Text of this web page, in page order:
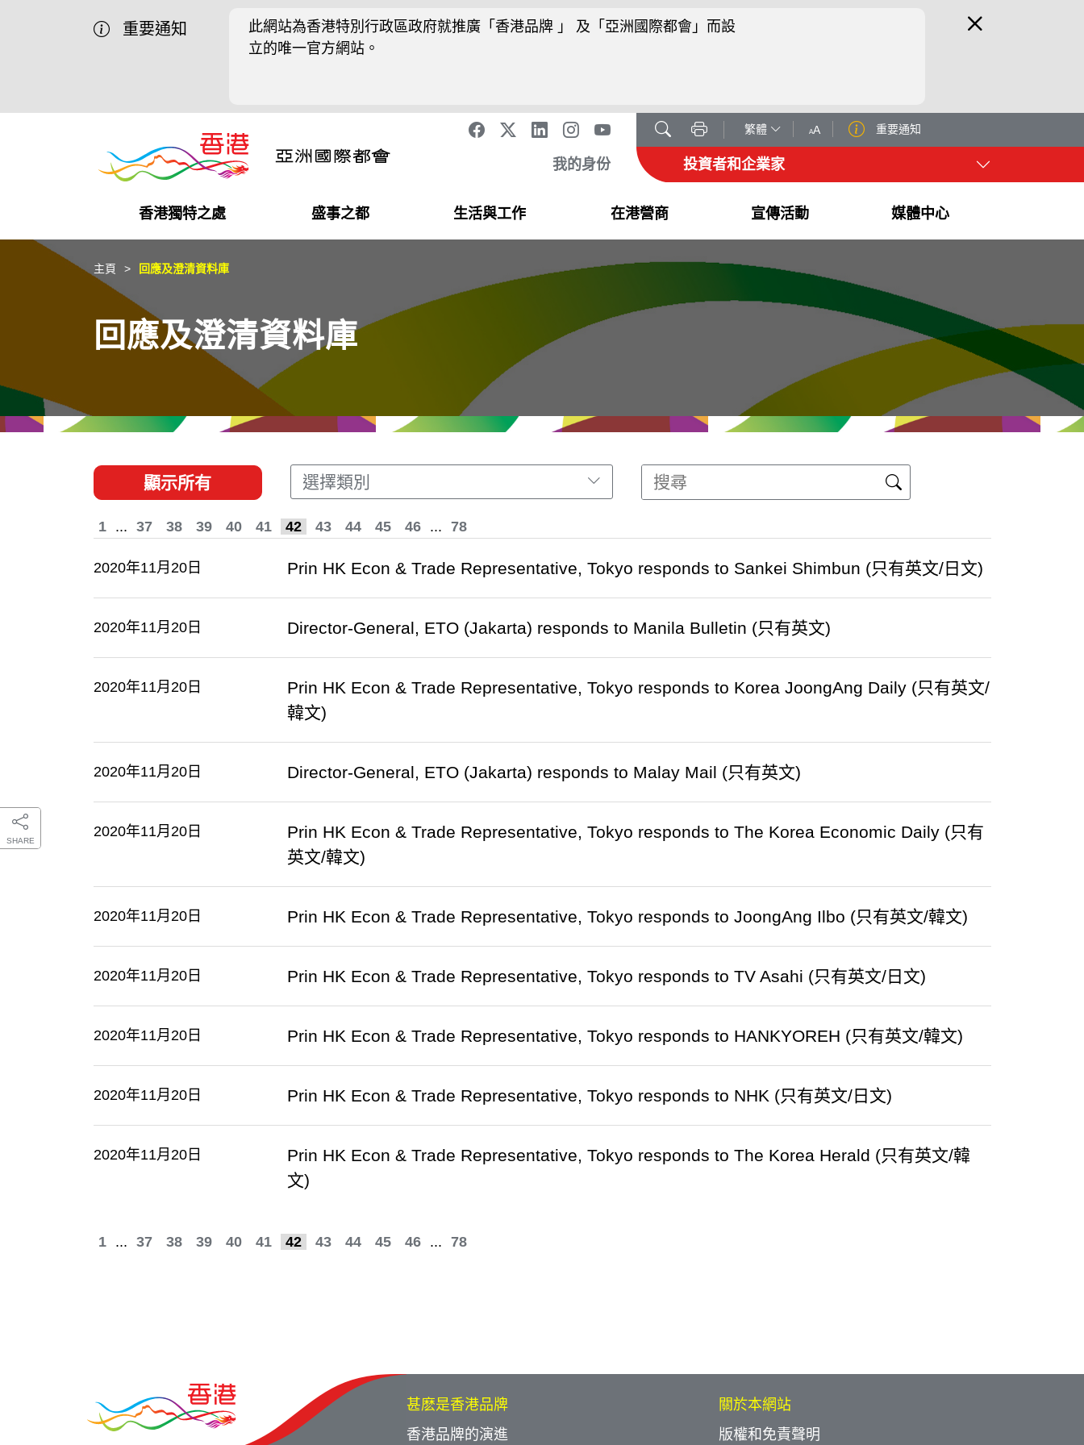
重要通知
此網站為香港特別行政區政府就推廣「香港品牌 」 及「亞洲國際都會」而設
立的唯一官方網站。
繁體 AA 重要通知
我的身份 投資者和企業家
香港獨特之處
營商機會
獨特優勢
盛事之都
盛事之都
最新活動精選
生活與工作
在港工作
都會生活
在港營商
在港創業
初創企業
宣傳活動
推廣香港@中國內地
推廣香港@中東
推廣香港@粵港澳大灣區
媒體中心
最新資訊
媒體資訊
SHARE
主頁 回應及澄清資料庫
回應及澄清資料庫
顯示所有 選擇類別
1 ... 37 38 39 40 41 42 43 44 45 46 ... 78
2020年11月20日 Prin HK Econ & Trade Representative, Tokyo responds to Sankei Shimbun (只有英文/日文)
2020年11月20日 Director-General, ETO (Jakarta) responds to Manila Bulletin (只有英文)
2020年11月20日
Prin HK Econ & Trade Representative, Tokyo responds to Korea JoongAng Daily (只有英文/
韓文)
2020年11月20日 Director-General, ETO (Jakarta) responds to Malay Mail (只有英文)
2020年11月20日
Prin HK Econ & Trade Representative, Tokyo responds to The Korea Economic Daily (只有
英文/韓文)
2020年11月20日 Prin HK Econ & Trade Representative, Tokyo responds to JoongAng Ilbo (只有英文/韓文)
2020年11月20日 Prin HK Econ & Trade Representative, Tokyo responds to TV Asahi (只有英文/日文)
2020年11月20日 Prin HK Econ & Trade Representative, Tokyo responds to HANKYOREH (只有英文/韓文)
2020年11月20日 Prin HK Econ & Trade Representative, Tokyo responds to NHK (只有英文/日文)
2020年11月20日
Prin HK Econ & Trade Representative, Tokyo responds to The Korea Herald (只有英文/韓
文)
1 ... 37 38 39 40 41 42 43 44 45 46 ... 78
甚麽是香港品牌
香港品牌的演進
關於本網站
版權和免責聲明